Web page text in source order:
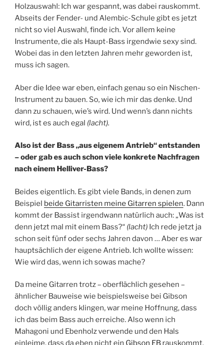
Holzauswahl: Ich war gespannt, was dabei rauskommt.
Abseits der Fender- und Alembic-Schule gibt es jetzt
nicht so viel Auswahl, finde ich. Vor allem keine
Instrumente, die als Haupt-Bass irgendwie sexy sind.
Wobei das in den letzten Jahren mehr geworden ist,
muss ich sagen.
Aber die Idee war eben, einfach genau so ein Nischen-
Instrument zu bauen. So, wie ich mir das denke. Und
dann zu schauen, wie’s wird. Und wenn’s dann nichts
wird, ist es auch egal (lacht).
Also ist der Bass „aus eigenem Antrieb“ entstanden
– oder gab es auch schon viele konkrete Nachfragen
nach einem Helliver-Bass?
Beides eigentlich. Es gibt viele Bands, in denen zum
Beispiel beide Gitarristen meine Gitarren spielen. Dann
kommt der Bassist irgendwann natürlich auch: „Was ist
denn jetzt mal mit einem Bass?“ (lacht) Ich rede jetzt ja
schon seit fünf oder sechs Jahren davon … Aber es war
hauptsächlich der eigene Antrieb. Ich wollte wissen:
Wie wird das, wenn ich sowas mache?
Da meine Gitarren trotz – oberflächlich gesehen –
ähnlicher Bauweise wie beispielsweise bei Gibson
doch völlig anders klingen, war meine Hoffnung, dass
ich das beim Bass auch erreiche. Also wenn ich
Mahagoni und Ebenholz verwende und den Hals
einleime, dass da eben nicht ein Gibson EB rauskommt.